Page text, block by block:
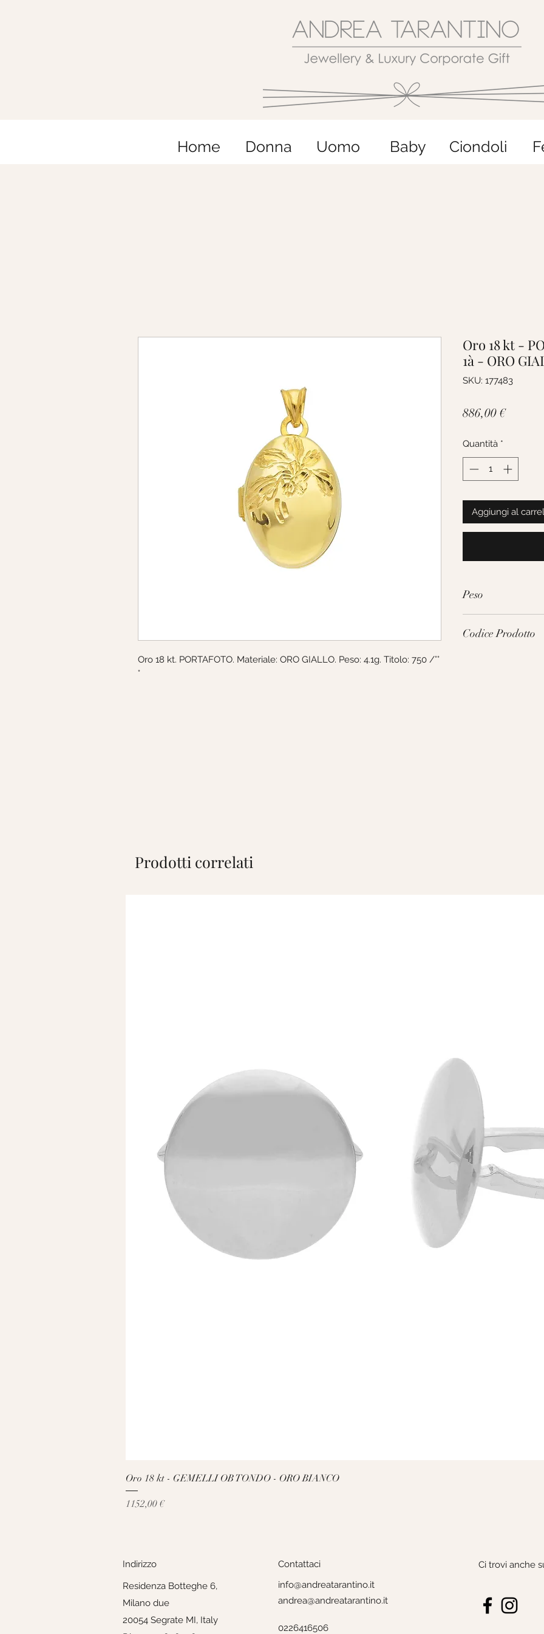
Home Donna Uomo Baby Ciondoli
Oro 18 kt. PORTAFOTO. Materiale: ORO GIALLO. Peso: 4.1g. Titolo: 750 /°°
°
Oro 18 kt -
1à - ORO
SKU: 177483
886,00 €Prezzo
Quantità *
Aggiungi al
Peso
Codice Prodotto
Prodotti correlati
Oro 18 kt - GEMELLI OB TONDO - ORO BIANCO
Prezzo
1152,00 €
Indirizzo
Residenza Botteghe 6,
Milano due
20054 Segrate MI, Italy
Contattaci
info@andreatarantino.it
andrea@andreatarantino.it
0226416506
Ci trovi anche